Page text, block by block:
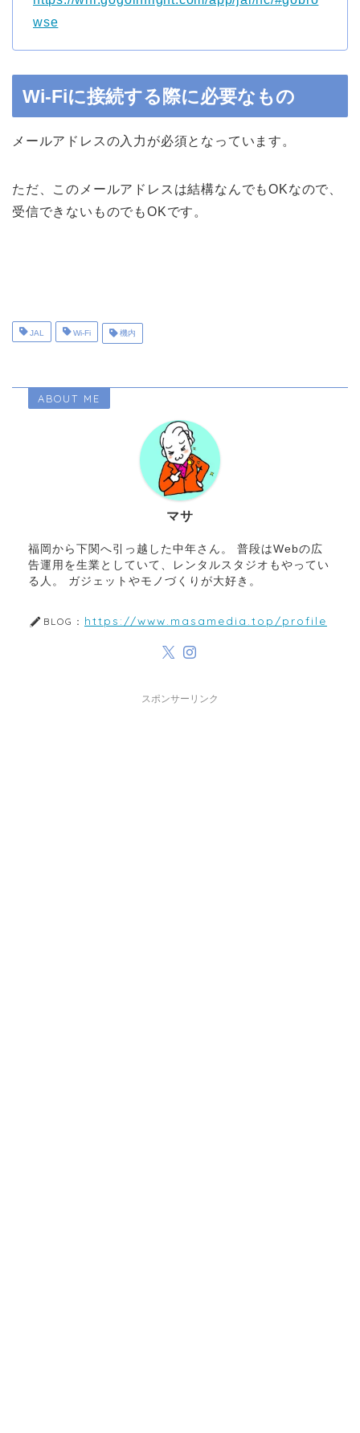
wse
Wi-Fiに接続する際に必要なもの
メールアドレスの入力が必須となっています。
ただ、このメールアドレスは結構なんでもOKなので、
受信できないものでもOKです。
JAL Wi-Fi 機内
ABOUT ME
マサ
福岡から下関へ引っ越した中年さん。 普段はWebの広
告運用を生業としていて、レンタルスタジオもやってい
る人。 ガジェットやモノづくりが大好き。
BLOG： https://www.masamedia.top/profile
スポンサーリンク